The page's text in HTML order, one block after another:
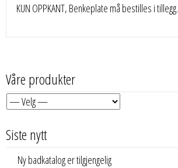
KUN OPPKANT, Benkeplate må bestilles i tillegg.
Våre produkter
Siste nytt
Ny badkatalog er tilgjengelig